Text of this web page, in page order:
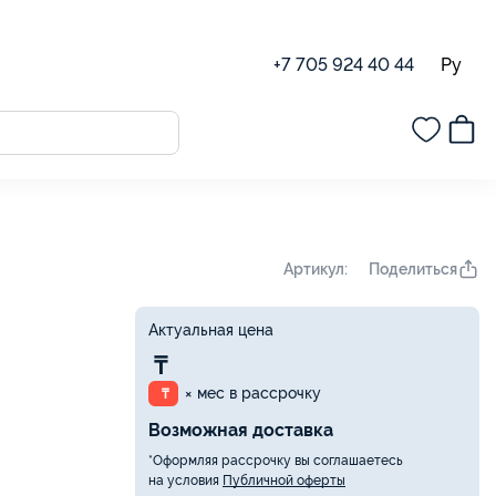
+7 705 924 40 44 Ру
Артикул: Поделиться
Актуальная цена
₸
₸ × мес в рассрочку
Возможная доставка
*Оформляя рассрочку вы соглашаетесь
на условия Публичной оферты